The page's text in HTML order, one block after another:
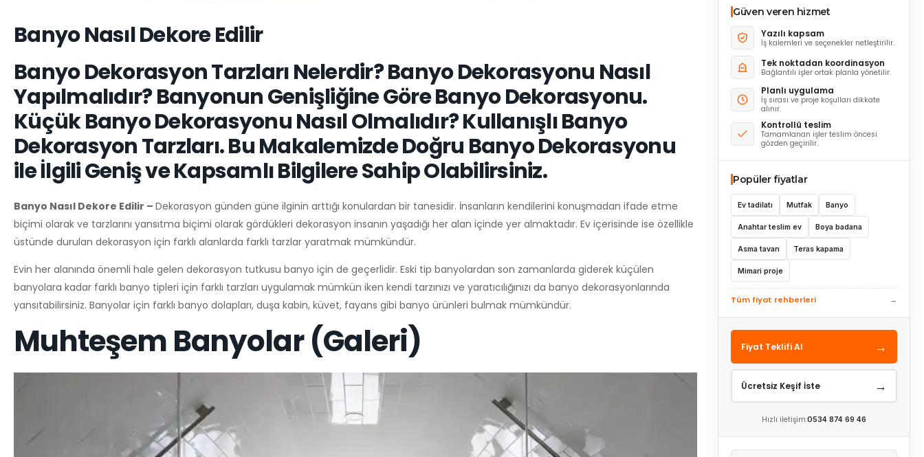
Güven veren hizmet
Yazılı kapsam
İş kalemleri ve seçenekler netleştirilir.
Tek noktadan koordinasyon
Bağlantılı işler ortak planla yönetilir.
Planlı uygulama
İş sırası ve proje koşulları dikkate
alınır.
Kontrollü teslim
Tamamlanan işler teslim öncesi
gözden geçirilir.
Popüler fiyatlar
Ev tadilatı Mutfak Banyo
Anahtar teslim ev Boya badana
Asma tavan Teras kapama
Mimari proje
Tüm fiyat rehberleri →
Fiyat Teklifi Al →
Ücretsiz Keşif İste →
Hızlı iletişim:0534 874 69 46
Banyo Nasıl Dekore Edilir
Banyo Dekorasyon Tarzları Nelerdir? Banyo Dekorasyonu Nasıl
Yapılmalıdır? Banyonun Genişliğine Göre Banyo Dekorasyonu.
Küçük Banyo Dekorasyonu Nasıl Olmalıdır? Kullanışlı Banyo
Dekorasyon Tarzları. Bu Makalemizde Doğru Banyo Dekorasyonu
ile İlgili Geniş ve Kapsamlı Bilgilere Sahip Olabilirsiniz.
Banyo Nasıl Dekore Edilir – Dekorasyon günden güne ilginin arttığı konulardan bir tanesidir. İnsanların kendilerini konuşmadan ifade etme
biçimi olarak ve tarzlarını yansıtma biçimi olarak gördükleri dekorasyon insanın yaşadığı her alan içinde yer almaktadır. Ev içerisinde ise özellikle
üstünde durulan dekorasyon için farklı alanlarda farklı tarzlar yaratmak mümkündür.
Evin her alanında önemli hale gelen dekorasyon tutkusu banyo için de geçerlidir. Eski tip banyolardan son zamanlarda giderek küçülen
banyolara kadar farklı banyo tipleri için farklı tarzları uygulamak mümkün iken kendi tarzınızı ve yaratıcılığınızı da banyo dekorasyonlarında
yansıtabilirsiniz. Banyolar için farklı banyo dolapları, duşa kabin, küvet, fayans gibi banyo ürünleri bulmak mümkündür.
Muhteşem Banyolar (Galeri)